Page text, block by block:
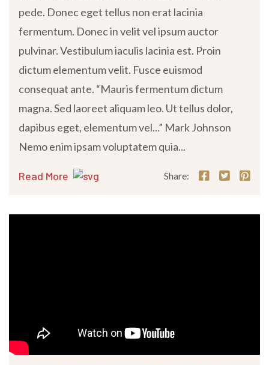
pede. Donec eget tellus non erat lacinia
fermentum. Donec in velit vel ipsum auctor
pulvinar. Vestibulum iaculis lacinia est. Proin
dictum elementum velit. Fusce euismod
consequat ante. “Mauris fermentum dictum
magna. Sed laoreet aliquam leo. Ut tellus dolor,
dapibus eget, elementum vel...” Mark Johnson
Nemo enim ipsam voluptatem quia...
Read More Share: